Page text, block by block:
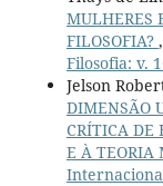
MULHERES
FILOSOFIA? ,
Filosofia: v.
Jelson
DIMENSÃO
CRÍTICA DE
E À TEORIA